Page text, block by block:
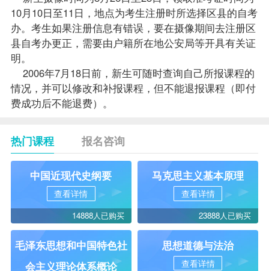
10月10日至11日，地点为考生注册时所选择区县的自考
办。考生如果注册信息有错误，要在摄像期间去注册区
县自考办更正，需要由户籍所在地公安局等开具有关证
明。
2006年7月18日前，新生可随时查询自己所报课程的
情况，并可以修改和补报课程，但不能退报课程（即付
费成功后不能退费）。
热门课程 报名咨询
中国近现代史纲要
查看详情
14888人已购买
马克思主义基本原理
查看详情
23888人已购买
毛泽东思想和中国特色社
会主义理论体系概论
思想道德与法治
查看详情